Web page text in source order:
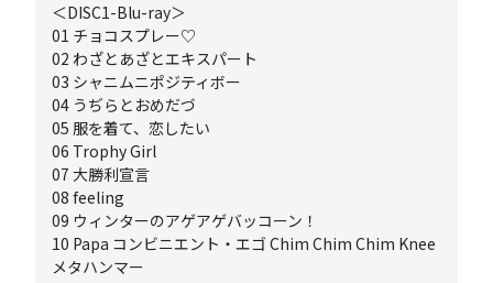
＜DISC1-Blu-ray＞
01 チョコスプレー♡
02 わざとあざとエキスパート
03 シャニムニポジティボー
04 うぢらとおめだづ
05 服を着て、恋したい
06 Trophy Girl
07 大勝利宣言
08 feeling
09 ウィンターのアゲアゲバッコーン！
10 Papa コンビニエント・エゴ Chim Chim Chim Knee
メタハンマー